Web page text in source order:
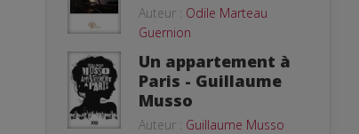
Auteur : Odile Marteau
Guernion
Un appartement à
Paris - Guillaume
Musso
Auteur : Guillaume Musso